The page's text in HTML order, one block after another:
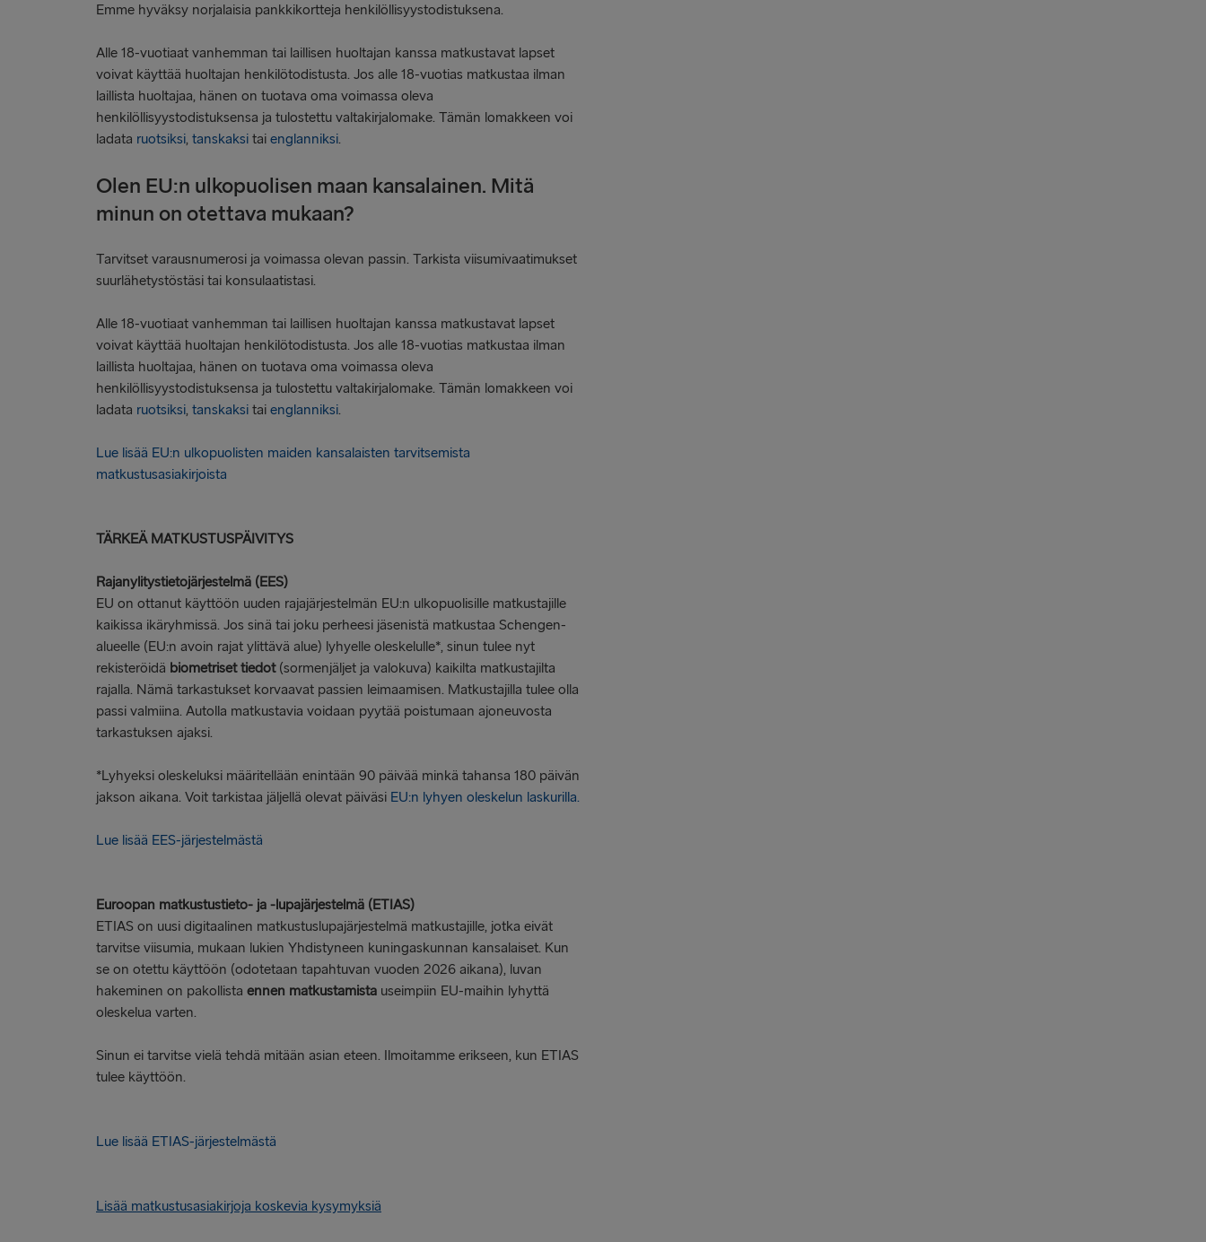
Emme hyväksy norjalaisia pankkikortteja henkilöllisyystodistuksena.
Alle 18-vuotiaat vanhemman tai laillisen huoltajan kanssa matkustavat lapset
voivat käyttää huoltajan henkilötodistusta. Jos alle 18-vuotias matkustaa ilman
laillista huoltajaa, hänen on tuotava oma voimassa oleva
henkilöllisyystodistuksensa ja tulostettu valtakirjalomake. Tämän lomakkeen voi
ladata ruotsiksi, tanskaksi tai englanniksi.
Olen EU:n ulkopuolisen maan kansalainen. Mitä
minun on otettava mukaan?
Tarvitset varausnumerosi ja voimassa olevan passin. Tarkista viisumivaatimukset
suurlähetystöstäsi tai konsulaatistasi.
Alle 18-vuotiaat vanhemman tai laillisen huoltajan kanssa matkustavat lapset
voivat käyttää huoltajan henkilötodistusta. Jos alle 18-vuotias matkustaa ilman
laillista huoltajaa, hänen on tuotava oma voimassa oleva
henkilöllisyystodistuksensa ja tulostettu valtakirjalomake. Tämän lomakkeen voi
ladata ruotsiksi, tanskaksi tai englanniksi.
Lue lisää EU:n ulkopuolisten maiden kansalaisten tarvitsemista
matkustusasiakirjoista
TÄRKEÄ MATKUSTUSPÄIVITYS
Rajanylitystietojärjestelmä (EES)
EU on ottanut käyttöön uuden rajajärjestelmän EU:n ulkopuolisille matkustajille
kaikissa ikäryhmissä. Jos sinä tai joku perheesi jäsenistä matkustaa Schengen-
alueelle (EU:n avoin rajat ylittävä alue) lyhyelle oleskelulle*, sinun tulee nyt
rekisteröidä biometriset tiedot(sormenjäljet ja valokuva) kaikilta matkustajilta
rajalla. Nämä tarkastukset korvaavat passien leimaamisen. Matkustajilla tulee olla
passi valmiina. Autolla matkustavia voidaan pyytää poistumaan ajoneuvosta
tarkastuksen ajaksi.
*Lyhyeksi oleskeluksi määritellään enintään 90 päivää minkä tahansa 180 päivän
jakson aikana. Voit tarkistaa jäljellä olevat päiväsi EU:n lyhyen oleskelun laskurilla.
Lue lisää EES-järjestelmästä
Euroopan matkustustieto- ja -lupajärjestelmä (ETIAS)
ETIAS on uusi digitaalinen matkustuslupajärjestelmä matkustajille, jotka eivät
tarvitse viisumia, mukaan lukien Yhdistyneen kuningaskunnan kansalaiset. Kun
se on otettu käyttöön (odotetaan tapahtuvan vuoden 2026 aikana), luvan
hakeminen on pakollista ennen matkustamista useimpiin EU-maihin lyhyttä
oleskelua varten.
Sinun ei tarvitse vielä tehdä mitään asian eteen. Ilmoitamme erikseen, kun ETIAS
tulee käyttöön.
Lue lisää ETIAS-järjestelmästä
Lisää matkustusasiakirjoja koskevia kysymyksiä